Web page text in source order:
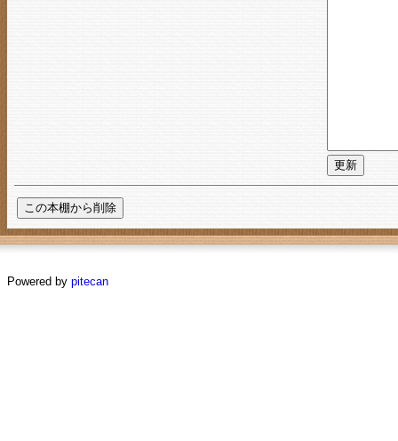
Powered by pitecan